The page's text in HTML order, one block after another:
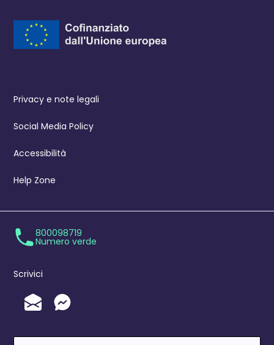
Privacy e note legali
Social Media Policy
Accessibilità
Help Zone
800098719
Numero verde
Scrivici
Invia un'Email
Messenger